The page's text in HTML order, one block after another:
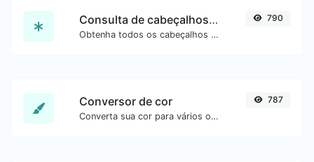
Consulta de cabeçalhos HTTP
Obtenha todos os cabeçalhos HTTP que uma URL retorna para uma requisição GET típica.
790
Conversor de cor
Converta sua cor para vários outros formatos.
787